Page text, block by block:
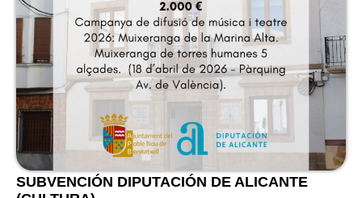
SUBVENCIÓN DIPUTACIÓN DE ALICANTE